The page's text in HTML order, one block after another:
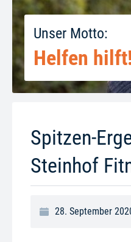
Unser Motto:
Helfen hilft!
Spitzen-
Steinhof
28. September